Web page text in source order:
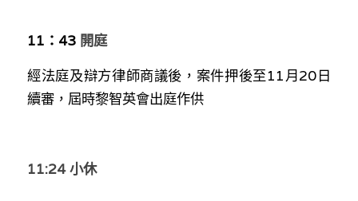
高松傑專欄
林伯強專欄
支持讚助
條款及細則
English
11：43 開庭
經法庭及辯方律師商議後，案件押後至11月20日
續審，屆時黎智英會出庭作供
11:24 小休